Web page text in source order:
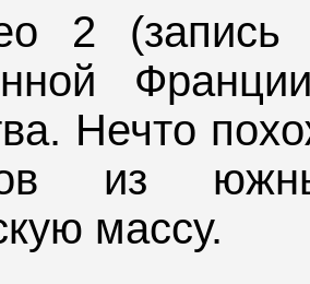
2
Нечто
из
массу.